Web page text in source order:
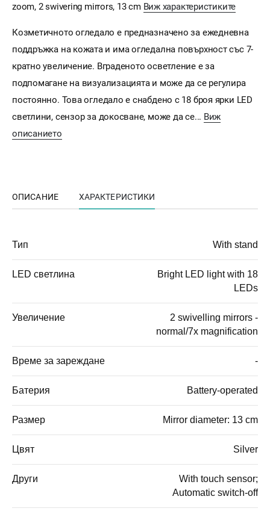
zoom, 2 swivering mirrors, 13 cm Виж характеристиките
Козметичното огледало е предназначено за ежедневна
поддръжка на кожата и има огледална повърхност със 7-
кратно увеличение. Вграденото осветление е за
подпомагане на визуализацията и може да се регулира
постоянно. Това огледало е снабдено с 18 броя ярки LED
светлини, сензор за докосване, може да се... Виж
описанието
ОПИСАНИЕ ХАРАКТЕРИСТИКИ
Тип With stand
LED светлина
Bright LED light with 18
LEDs
Увеличение
2 swivelling mirrors -
normal/7x magnification
Време за зареждане -
Батерия Battery-operated
Размер Mirror diameter: 13 cm
Цвят Silver
Други
With touch sensor;
Automatic switch-off